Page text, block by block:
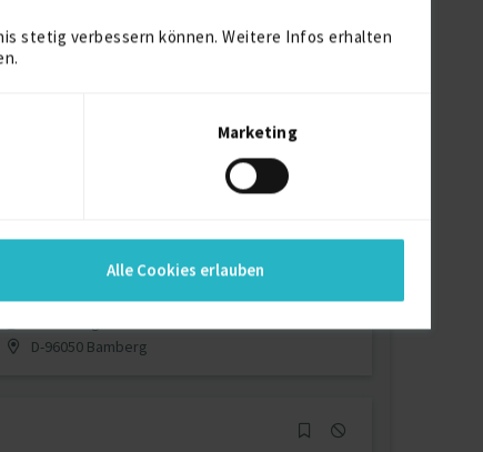
stetig verbessern können. Weitere Infos erhalten
Marketing
Alle Cookies erlauben
Verfügbarkeit einsehen
D-96050 Bamberg